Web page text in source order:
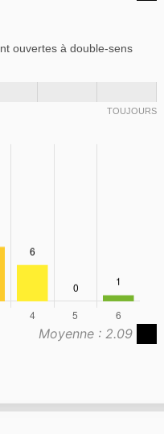
ouvertes à double-sens
TOUJOURS
Moyenne : 2.09